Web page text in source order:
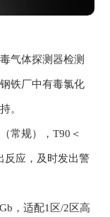
气体探测器检测
铁厂中有毒氯化
。
常规），T90＜
反应，及时发出警
，适配1区/2区高